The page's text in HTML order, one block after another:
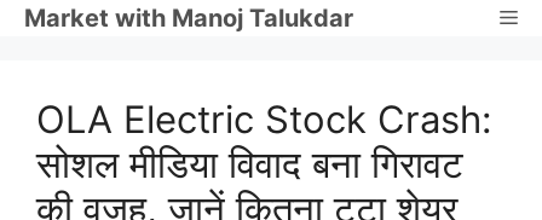
SkipMarket with Manoj Talukdar
OLA Electric Stock Crash:
सोशल मीडिया विवाद बना गिरावट
की वजह, जानें कितना टूटा शेयर